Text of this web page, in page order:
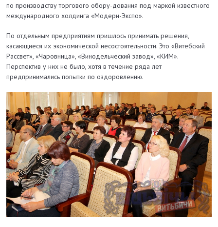
по производству торгового обору­-до­вания под маркой известного
международного холдинга «Модерн-Экспо».
По отдельным предприятиям пришлось принимать решения,
касающиеся их экономической несостоятельности. Это «Витебский
Рас­свет», «Чаровница», «Винодельческий завод», «КИМ».
Перспектив у них не было, хотя в течение ряда лет
предпринимались попытки по оздоровлению.